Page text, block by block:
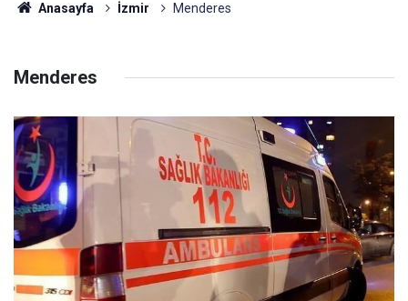
Anasayfa İzmir Menderes
Menderes